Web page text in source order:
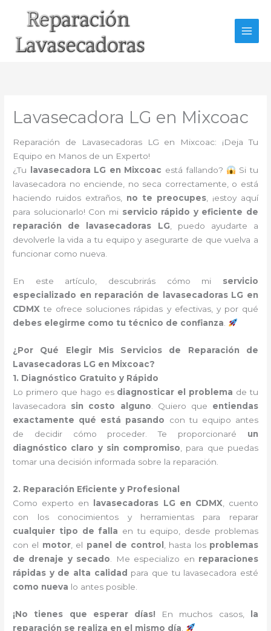
Lavasecadora LG en Mixcoac
Reparación de Lavasecadoras LG en Mixcoac: ¡Deja Tu
Equipo en Manos de un Experto!
¿Tu
lavasecadora LG en Mixcoac está fallando?
Si tu
lavasecadora no enciende, no seca correctamente, o está
haciendo ruidos extraños, no te preocupes, ¡estoy aquí
para solucionarlo! Con mi servicio rápido y eficiente de
reparación de lavasecadoras LG, puedo ayudarte a
devolverle la vida a tu equipo y asegurarte de que vuelva a
funcionar como nueva.
En este artículo, descubrirás cómo mi servicio
especializado en reparación de lavasecadoras LG en
CDMX te ofrece soluciones rápidas y efectivas, y por qué
debes elegirme como tu técnico de confianza
¿Por Qué Elegir Mis Servicios de Reparación de
Lavasecadoras LG en Mixcoac?
1. Diagnóstico Gratuito y Rápido
Lo primero que hago es diagnosticar el problema de tu
lavasecadora sin costo alguno . Quiero que entiendas
exactamente qué está pasando con tu equipo antes
de decidir cómo proceder. Te proporcionaré un
diagnóstico claro y sin compromiso , para que puedas
tomar una decisión informada sobre la reparación.
2. Reparación Eficiente y Profesional
Como experto en
lavasecadoras LG en CDMX , cuento
con los conocimientos y herramientas para reparar
cualquier tipo de falla en tu equipo, desde problemas
con el motor, el panel de control , hasta los problemas
de drenaje y secado . Me especializo en reparaciones
rápidas y de alta calidad para que tu lavasecadora esté
como nueva lo antes posible.
¡No tienes que esperar días! En muchos casos,
la
reparación se realiza en el mismo día